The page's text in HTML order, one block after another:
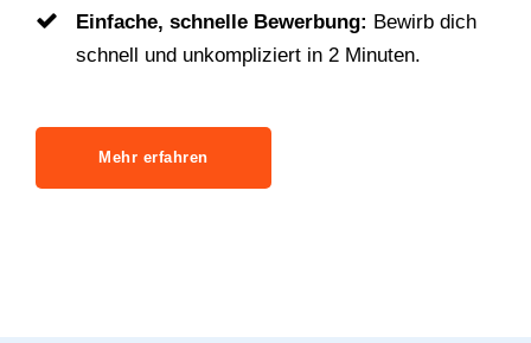
Einfache, schnelle Bewerbung: Bewirb dich
schnell und unkompliziert in 2 Minuten.
Mehr erfahren